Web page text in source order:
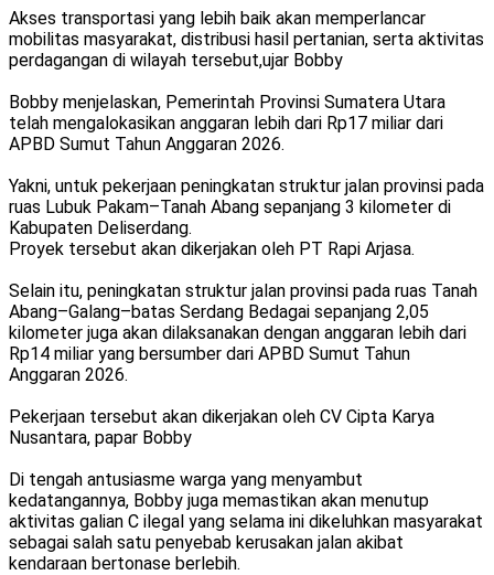
Akses transportasi yang lebih baik akan memperlancar
mobilitas masyarakat, distribusi hasil pertanian, serta aktivitas
perdagangan di wilayah tersebut,ujar Bobby
Bobby menjelaskan, Pemerintah Provinsi Sumatera Utara
telah mengalokasikan anggaran lebih dari Rp17 miliar dari
APBD Sumut Tahun Anggaran 2026.
Yakni, untuk pekerjaan peningkatan struktur jalan provinsi pada
ruas Lubuk Pakam–Tanah Abang sepanjang 3 kilometer di
Kabupaten Deliserdang.
Proyek tersebut akan dikerjakan oleh PT Rapi Arjasa.
Selain itu, peningkatan struktur jalan provinsi pada ruas Tanah
Abang–Galang–batas Serdang Bedagai sepanjang 2,05
kilometer juga akan dilaksanakan dengan anggaran lebih dari
Rp14 miliar yang bersumber dari APBD Sumut Tahun
Anggaran 2026.
Pekerjaan tersebut akan dikerjakan oleh CV Cipta Karya
Nusantara, papar Bobby
Di tengah antusiasme warga yang menyambut
kedatangannya, Bobby juga memastikan akan menutup
aktivitas galian C ilegal yang selama ini dikeluhkan masyarakat
sebagai salah satu penyebab kerusakan jalan akibat
kendaraan bertonase berlebih.